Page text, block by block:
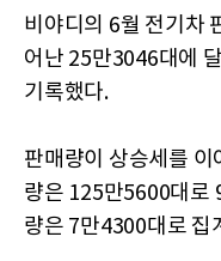
비야디의 6월 전기차
어난 25만3046대에
기록했다.
판매량이 상승세를 이
량은 125만5600대로
량은 7만4300대로 집